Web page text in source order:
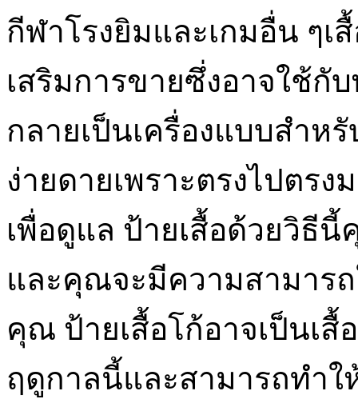
กีฬาโรงยิมและเกมอื่น ๆเ
เสริมการขายซึ่งอาจใช้กั
กลายเป็นเครื่องแบบสำห
ง่ายดายเพราะตรงไปตรง
เพื่อดูแล ป้ายเสื้อด้วยวิธี
และคุณจะมีความสามาร
คุณ ป้ายเสื้อโก้อาจเป็นเ
ฤดูกาลนี้และสามารถทำ